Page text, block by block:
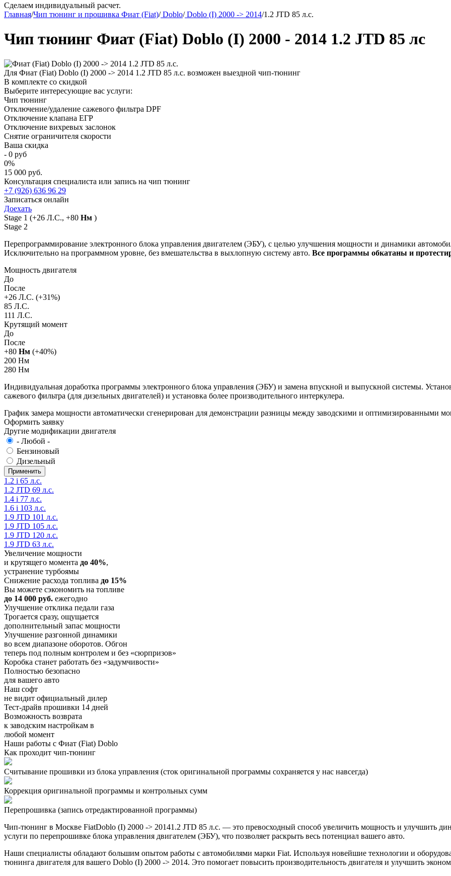
Сделаем индивидуальный расчет.
Главная/Чип тюнинг и прошивка Фиат (Fiat)/Doblo/Doblo (I) 2000 -> 2014/1.2 JTD 85 л.с.
Чип тюнинг Фиат (Fiat) Doblo (I) 2000 - 2014 1.2 JTD 85 лс
Для Фиат (Fiat) Doblo (I) 2000 -> 2014 1.2 JTD 85 л.с. возможен выездной чип-тюнинг
В комплекте со скидкой
Выберите интересующие вас услуги:
Чип тюнинг
Отключение/удаление сажевого фильтра DPF
Отключение клапана ЕГР
Отключение вихревых заслонок
Снятие ограничителя скорости
Ваша скидка
- 0 руб
0%
15 000 руб.
Консультация специалиста или запись на чип тюнинг
+7 (926) 636 96 29
Записаться онлайн
Доехать
Stage 1 (+26 Л.С., +80 Нм )
Stage 2
Перепрограммирование электронного блока управления двигателем (ЭБУ), с целью улучшения мощности и динамики
Исключительно на программном уровне, без вмешательства в выхлопную систему авто. Все программы обкатаны и
Мощность двигателя
До
После
+26 Л.С. (+31%)
85 Л.С.
111 Л.С.
Крутящий момент
До
После
+80 Нм (+40%)
200 Нм
280 Нм
Индивидуальная доработка программы электронного блока управления (ЭБУ) и замена впускной и выпускной системы.
сажевого фильтра (для дизельных двигателей) и установка более производительного интеркулера.
График замера мощности автоматически сгенерирован для демонстрации разницы между заводскими и оптимизированными
Оформить заявку
Другие модификации двигателя
- Любой -
Бензиновый
Дизельный
1.2 i 65 л.с.
1.2 JTD 69 л.с.
1.4 i 77 л.с.
1.6 i 103 л.с.
1.9 JTD 101 л.с.
1.9 JTD 105 л.с.
1.9 JTD 120 л.с.
1.9 JTD 63 л.с.
Увеличение мощности
и крутящего момента до 40%,
устранение турбоямы
Снижение расхода топлива до 15%
Вы можете сэкономить на топливе
до 14 000 руб. ежегодно
Улучшение отклика педали газа
Трогается сразу, ощущается
дополнительный запас мощности
Улучшение разгонной динамики
во всем диапазоне оборотов. Обгон
теперь под полным контролем и без «сюрпризов»
Коробка станет работать без «задумчивости»
Полностью безопасно
для вашего авто
Наш софт
не видит официальный дилер
Тест-драйв прошивки 14 дней
Возможность возврата
к заводским настройкам в
любой момент
Наши работы с Фиат (Fiat) Doblo
Как проходит чип-тюнинг
Считывание прошивки из блока управления (сток оригинальной программы сохраняется у нас навсегда)
Коррекция оригинальной программы и контрольных сумм
Перепрошивка (запись отредактированной программы)
Чип-тюнинг в Москве FiatDoblo (I) 2000 -> 20141.2 JTD 85 л.с. — это превосходный способ увеличить мощность и улучшить
услуги по перепрошивке блока управления двигателем (ЭБУ), что позволяет раскрыть весь потенциал вашего авто.
Наши специалисты обладают большим опытом работы с автомобилями марки Fiat. Используя новейшие технологии и
тюнинга двигателя для вашего Doblo (I) 2000 -> 2014. Это помогает повысить производительность двигателя и улучшить